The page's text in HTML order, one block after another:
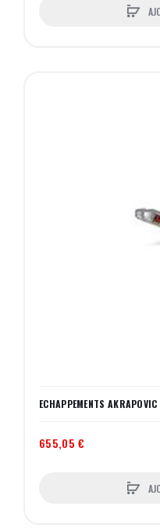
ECHAPPEMENTS
655,05 €